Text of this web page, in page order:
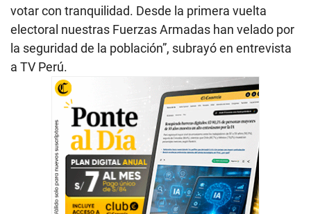
votar con tranquilidad. Desde la primera vuelta
electoral nuestras Fuerzas Armadas han velado por
la seguridad de la población”, subrayó en entrevista
a TV Perú.